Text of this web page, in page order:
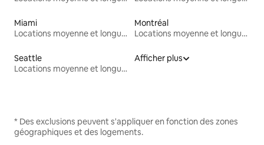
Miami
Locations moyenne et longue durée
Montréal
Locations moyenne et longue durée
Seattle
Locations moyenne et longue durée
Afficher plus
* Des exclusions peuvent s'appliquer en fonction des zones
géographiques et des logements.